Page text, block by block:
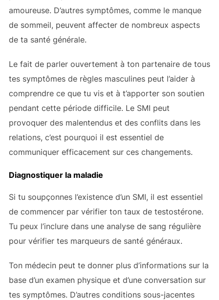
amoureuse. D’autres symptômes, comme le manque
de sommeil, peuvent affecter de nombreux aspects
de ta santé générale.
Le fait de parler ouvertement à ton partenaire de tous
tes symptômes de règles masculines peut l’aider à
comprendre ce que tu vis et à t’apporter son soutien
pendant cette période difficile. Le SMI peut
provoquer des malentendus et des conflits dans les
relations, c’est pourquoi il est essentiel de
communiquer efficacement sur ces changements.
Diagnostiquer la maladie
Si tu soupçonnes l’existence d’un SMI, il est essentiel
de commencer par vérifier ton taux de testostérone.
Tu peux l’inclure dans une analyse de sang régulière
pour vérifier tes marqueurs de santé généraux.
Ton médecin peut te donner plus d’informations sur la
base d’un examen physique et d’une conversation sur
tes symptômes. D’autres conditions sous-jacentes